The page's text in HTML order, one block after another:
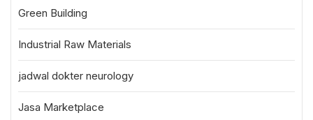
Green Building
Industrial Raw Materials
jadwal dokter neurology
Jasa Marketplace